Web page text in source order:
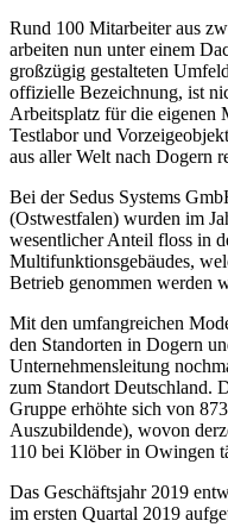
Rund 100 Mitarbeiter aus
arbeiten nun unter einem
großzügig gestalteten
offizielle Bezeichnung, ist
Arbeitsplatz für die eigenen
Testlabor und
aus aller Welt nach Dogern
Bei der Sedus Systems
(Ostwestfalen) wurden im
wesentlicher Anteil floss in
Multifunktionsgebäudes,
Betrieb genommen werden
Mit den umfangreichen
den Standorten in Dogern
Unternehmensleitung
zum Standort Deutschland.
Gruppe erhöhte sich von
Auszubildende), wovon
110 bei Klöber in Owingen
Das Geschäftsjahr 2019
im ersten Quartal 2019